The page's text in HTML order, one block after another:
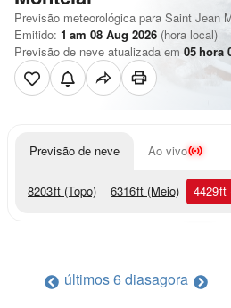
Previsão meteorológica para Saint Jean
Emitido: 1 am 08 Aug 2026 (hora local)
Previsão de neve atualizada em 05hora
Previsão de neve Ao vivo
8203ft (Topo) 6316ft (Meio) 4429ft
últimos 6 diasagora